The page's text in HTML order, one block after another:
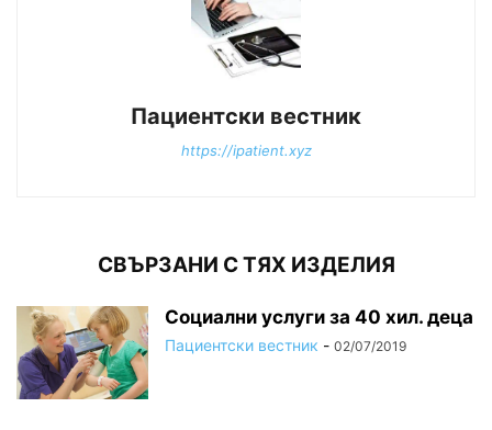
Пациентски вестник
https://ipatient.xyz
СВЪРЗАНИ С ТЯХ ИЗДЕЛИЯ
Социални услуги за 40 хил. деца
Пациентски вестник - 02/07/2019